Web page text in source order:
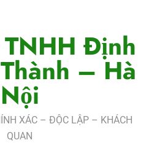
Định
– Hà
Nội
XÁC – ĐỘC LẬP – KHÁCH
QUAN